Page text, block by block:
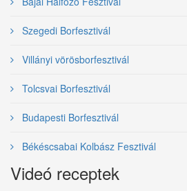
Szegedi Borfesztivál
Villányi vörösborfesztivál
Tolcsvai Borfesztivál
Budapesti Borfesztivál
Békéscsabai Kolbász Fesztivál
Videó receptek